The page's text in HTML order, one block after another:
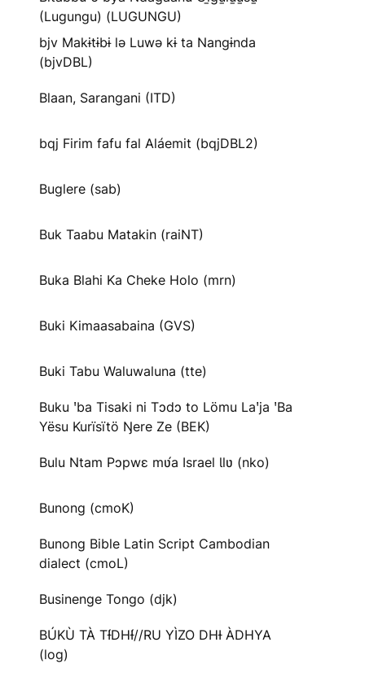
(Lugungu) (LUGUNGU)
bjv Makɨtɨbɨ lə Luwə kɨ ta Nangɨnda
(bjvDBL)
Blaan, Sarangani (ITD)
bqj Firim fafu fal Aláemit (bqjDBL2)
Buglere (sab)
Buk Taabu Matakin (raiNT)
Buka Blahi Ka Cheke Holo (mrn)
Buki Kimaasabaina (GVS)
Buki Tabu Waluwaluna (tte)
Buku ꞌba Tisaki ni Tɔdɔ to Lömu Laꞌja ꞌBa
Yësu Kurïsïtö Ŋere Ze (BEK)
Bulu Ntam Pɔpwɛ mʋ́a Israel Ɩlʋ (nko)
Bunong (cmoK)
Bunong Bible Latin Script Cambodian
dialect (cmoL)
Businenge Tongo (djk)
BÚKÙ TÀ TƗ́DHƗ́//RU YÌZO DHƗ ÀDHYA
(log)